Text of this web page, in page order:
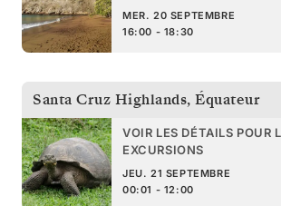
MER. 20 SEPTEMBRE
16:00 - 18:30
Santa Cruz Highlands, Équateur
VOIR LES DÉTAILS POUR
EXCURSIONS
JEU. 21 SEPTEMBRE
00:01 - 12:00